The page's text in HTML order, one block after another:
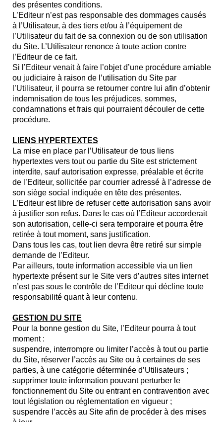
des présentes conditions.
L’Editeur n’est pas responsable des dommages causés
à l’Utilisateur, à des tiers et/ou à l’équipement de
l’Utilisateur du fait de sa connexion ou de son utilisation
du Site. L’Utilisateur renonce à toute action contre
l’Editeur de ce fait.
Si l’Editeur venait à faire l’objet d’une procédure amiable
ou judiciaire à raison de l’utilisation du Site par
l’Utilisateur, il pourra se retourner contre lui afin d’obtenir
indemnisation de tous les préjudices, sommes,
condamnations et frais qui pourraient découler de cette
procédure.
LIENS HYPERTEXTES
La mise en place par l’Utilisateur de tous liens
hypertextes vers tout ou partie du Site est strictement
interdite, sauf autorisation expresse, préalable et écrite
de l’Editeur, sollicitée par courrier adressé à l’adresse de
son siège social indiquée en tête des présentes.
L’Editeur est libre de refuser cette autorisation sans avoir
à justifier son refus. Dans le cas où l’Editeur accorderait
son autorisation, celle-ci sera temporaire et pourra être
retirée à tout moment, sans justification.
Dans tous les cas, tout lien devra être retiré sur simple
demande de l’Editeur.
Par ailleurs, toute information accessible via un lien
hypertexte présent sur le Site vers d’autres sites internet
n’est pas sous le contrôle de l’Editeur qui décline toute
responsabilité quant à leur contenu.
GESTION DU SITE
Pour la bonne gestion du Site, l’Editeur pourra à tout
moment :
suspendre, interrompre ou limiter l’accès à tout ou partie
du Site, réserver l’accès au Site ou à certaines de ses
parties, à une catégorie déterminée d’Utilisateurs ;
supprimer toute information pouvant perturber le
fonctionnement du Site ou entrant en contravention avec
tout législation ou réglementation en vigueur ;
suspendre l’accès au Site afin de procéder à des mises